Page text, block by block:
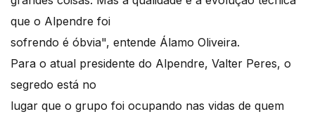
que o Alpendre foi
sofrendo é óbvia", entende Álamo Oliveira.
Para o atual presidente do Alpendre, Valter Peres, o
segredo está no
lugar que o grupo foi ocupando nas vidas de quem